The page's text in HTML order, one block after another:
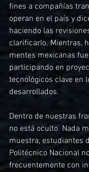
fines a compañías
operan en el país y
haciendo las
clarificarlo. Mientras,
mentes mexicanas
participando en
tecnológicos clave en
desarrollados.
Dentro de nuestras
no está oculto. Nada
muestra, estudiantes
Politécnico Nacional
frecuentemente con